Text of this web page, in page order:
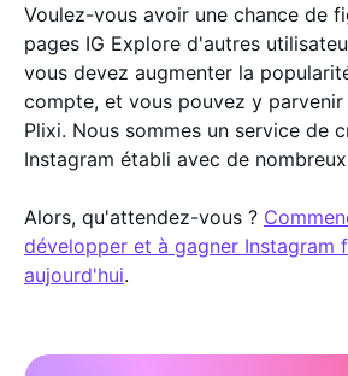
Voulez-vous avoir une chance de
pages IG Explore d'autres
vous devez augmenter la
compte, et vous pouvez y
Plixi. Nous sommes un service de
Instagram établi avec de
Alors, qu'attendez-vous ?
développer et à gagner Instagram
aujourd'hui.